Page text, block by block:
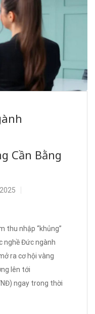
Cần Bằng
thu nhập “khủng”
nghề Đức ngành
ra cơ hội vàng
lên tới
ngay trong thời